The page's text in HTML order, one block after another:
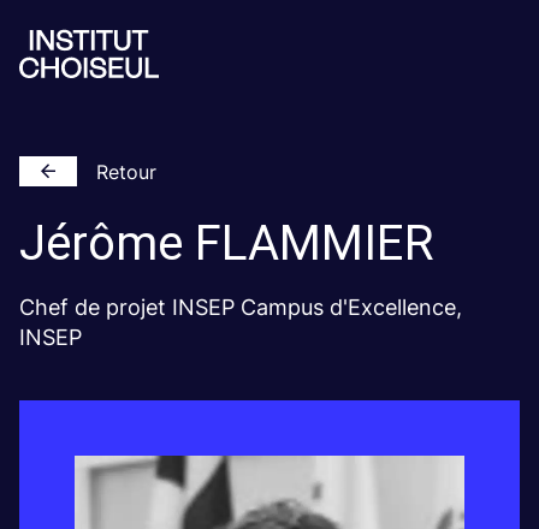
Retour
Jérôme FLAMMIER
Chef de projet INSEP Campus d'Excellence,
INSEP